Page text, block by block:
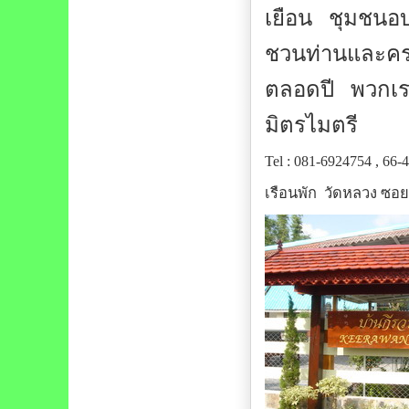
เยือน ชุมชนอ
ชวนท่านและค
ตลอดปี พวกเ
มิตรไมตรี
Tel : 081-6924754 ,
เรือนพัก วัดหลวง ซอ